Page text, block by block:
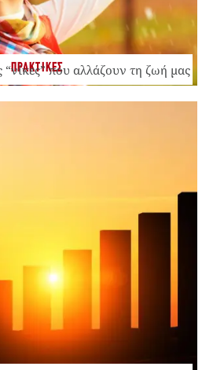
ΠΡΑΚΤΙΚΕΣ
“νίκες” που αλλάζουν τη ζωή μας